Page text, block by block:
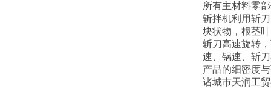
所有主材料零
斩拌机利用斩
块状物，根茎
斩刀高速旋转
速、锅速、斩
产品的细密度
诸城市天润工